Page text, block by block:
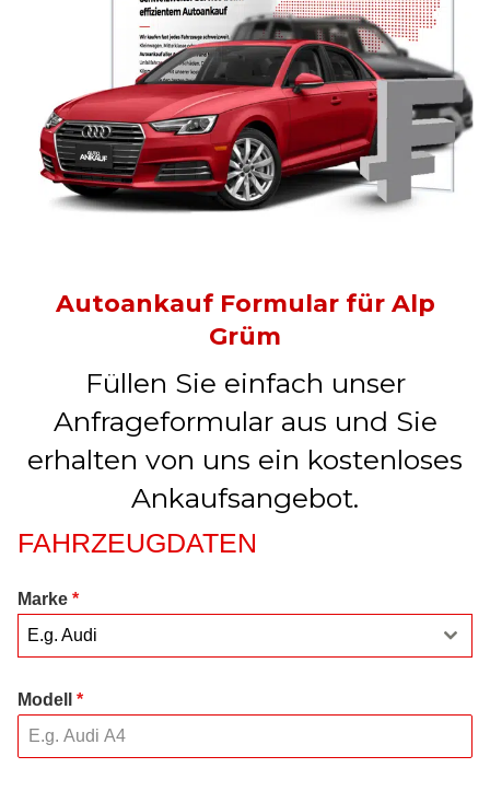
Autoankauf Formular für Alp
Grüm
Füllen Sie einfach unser
Anfrageformular aus und Sie
erhalten von uns ein kostenloses
Ankaufsangebot.
FAHRZEUGDATEN
Marke *
E.g. Audi
Modell *